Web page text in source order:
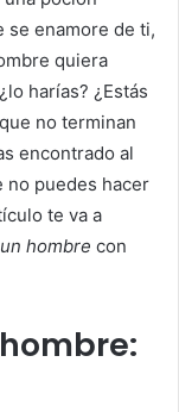
se enamore de ti,
quiera
harías? ¿Estás
no terminan
encontrado al
no puedes hacer
te va a
hombre con